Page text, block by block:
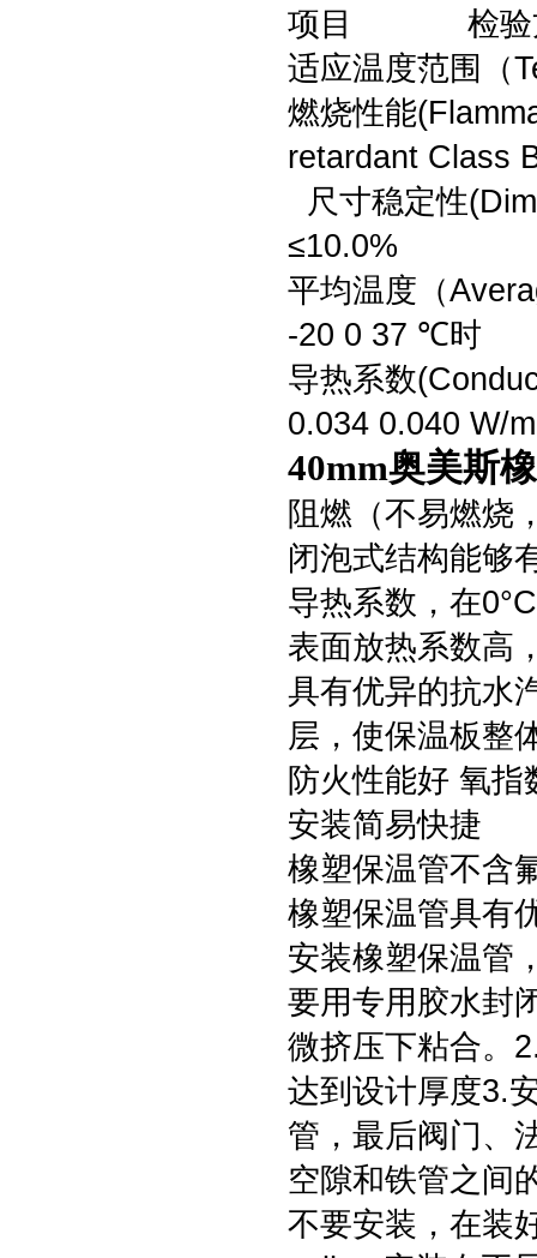
项目 检
适应温度范
燃烧性能
retardant Class
尺寸稳定性
≤10.0%
平均温度（
-20 0 37 ℃时
导热系数
0.034 0.040 W/
40mm奥美斯
阻燃（不易燃烧
闭泡式结构能够
导热系数，在
表面放热系数高
具有优异的抗水
层，使保温板整
防火性能好 氧指
安装简易快捷
橡塑保温管不含
橡塑保温管具有
安装橡塑保温管
要用专用胶水封
微挤压下粘合。
达到设计厚度3.
管，最后阀门、
空隙和铁管之间
不要安装，在装